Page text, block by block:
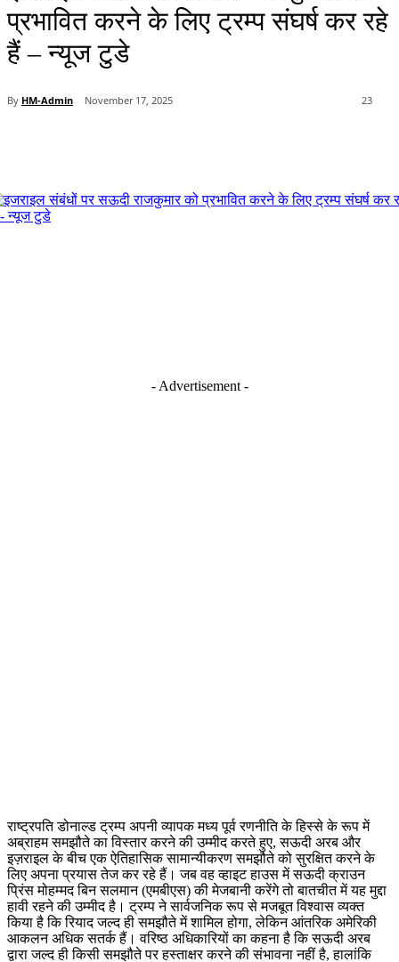
प्रभावित करने के लिए ट्रम्प संघर्ष कर रहे
हैं – न्यूज टुडे
By HM-Admin November 17, 2025 23
- Advertisement -
राष्ट्रपति डोनाल्ड ट्रम्प अपनी व्यापक मध्य पूर्व रणनीति के हिस्से के रूप में
अब्राहम समझौते का विस्तार करने की उम्मीद करते हुए, सऊदी अरब और
इज़राइल के बीच एक ऐतिहासिक सामान्यीकरण समझौते को सुरक्षित करने के
लिए अपना प्रयास तेज कर रहे हैं। जब वह व्हाइट हाउस में सऊदी क्राउन
प्रिंस मोहम्मद बिन सलमान (एमबीएस) की मेजबानी करेंगे तो बातचीत में यह मुद्दा
हावी रहने की उम्मीद है। ट्रम्प ने सार्वजनिक रूप से मजबूत विश्वास व्यक्त
किया है कि रियाद जल्द ही समझौते में शामिल होगा, लेकिन आंतरिक अमेरिकी
आकलन अधिक सतर्क हैं। वरिष्ठ अधिकारियों का कहना है कि सऊदी अरब
द्वारा जल्द ही किसी समझौते पर हस्ताक्षर करने की संभावना नहीं है, हालांकि